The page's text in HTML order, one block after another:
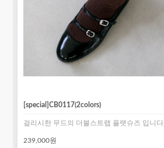
[special]CB0117(2colors)
걸리시한 무드의 더블스트랩 플랫슈즈 입니다.
239,000원